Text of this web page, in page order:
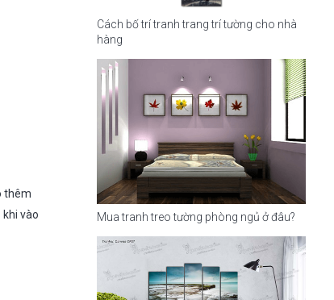
thêm
vào
Cách bố trí tranh trang trí tường cho nhà
hàng
Mua tranh treo tường phòng ngủ ở đâu?